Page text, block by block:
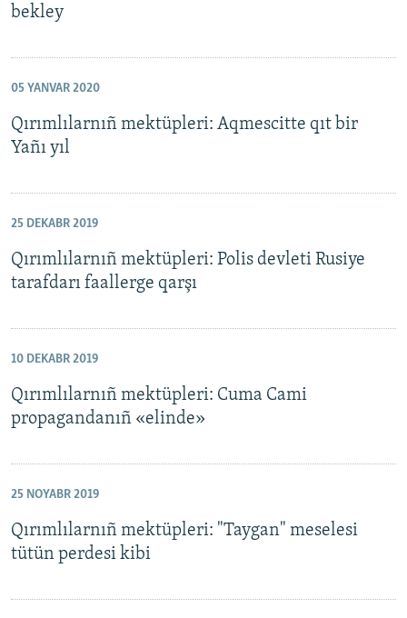
bekley
05 YANVAR 2020
Qırımlılarnıñ mektüpleri: Aqmescitte qıt bir
Yañı yıl
25 DEKABR 2019
Qırımlılarnıñ mektüpleri: Polis devleti Rusiye
tarafdarı faallerge qarşı
10 DEKABR 2019
Qırımlılarnıñ mektüpleri: Cuma Cami
propagandanıñ «elinde»
25 NOYABR 2019
Qırımlılarnıñ mektüpleri: "Taygan" meselesi
tütün perdesi kibi